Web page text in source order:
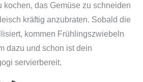
kochen, das Gemüse zu schneiden
kräftig anzubraten. Sobald die
kommen Frühlingszwiebeln
dazu und schon ist dein
servierbereit.